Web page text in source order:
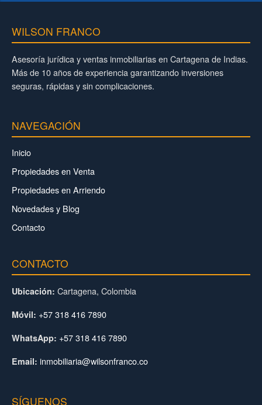
WILSON FRANCO
Asesoría jurídica y ventas inmobiliarias en Cartagena de Indias.
Más de 10 años de experiencia garantizando inversiones
seguras, rápidas y sin complicaciones.
NAVEGACIÓN
Inicio
Propiedades en Venta
Propiedades en Arriendo
Novedades y Blog
Contacto
CONTACTO
Ubicación: Cartagena, Colombia
Móvil: +57 318 416 7890
WhatsApp: +57 318 416 7890
Email: inmobiliaria@wilsonfranco.co
SÍGUENOS